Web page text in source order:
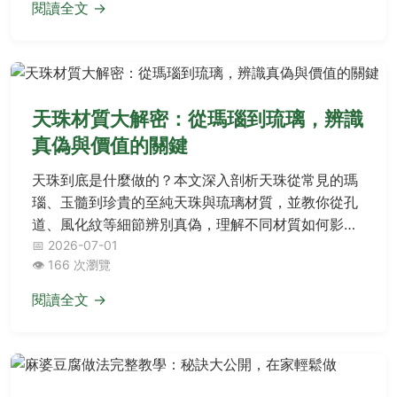
閱讀全文 →
天珠材質大解密：從瑪瑙到琉璃，辨識
真偽與價值的關鍵
天珠到底是什麼做的？本文深入剖析天珠從常見的瑪
瑙、玉髓到珍貴的至純天珠與琉璃材質，並教你從孔
道、風化紋等細節辨別真偽，理解不同材質如何影響
天珠的價值與能量感受，讓你不再買錯。
📅 2026-07-01
👁️ 166 次瀏覽
閱讀全文 →